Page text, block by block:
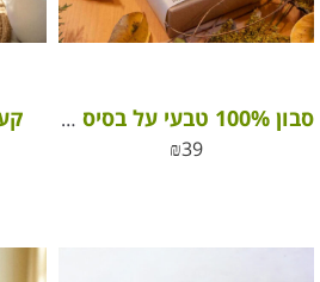
סבון 100% טבעי על בסיס שמנים אתריים
₪39